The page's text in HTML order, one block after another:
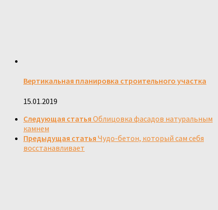
Вертикальная планировка строительного участка
15.01.2019
Следующая статья Облицовка фасадов натуральным
камнем
Предыдущая статья Чудо-бетон, который сам себя
восстанавливает